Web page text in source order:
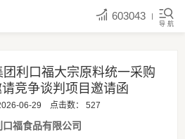
603043
导 航
利口福大宗原料统一采购
请竞争谈判项目邀请函
06-29 点击数： 527
福食品有限公司